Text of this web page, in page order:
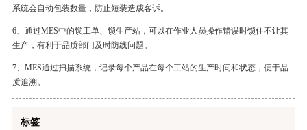
系统会自动包装数量，防止短装造成客诉。
6、通过MES中的锁工单、锁生产站，可以在作业人员操作错误时锁住不让其
生产，有利于品质部门及时防线问题。
7、MES通过扫描系统，记录每个产品在每个工站的生产时间和状态，便于品
质追溯。
标签